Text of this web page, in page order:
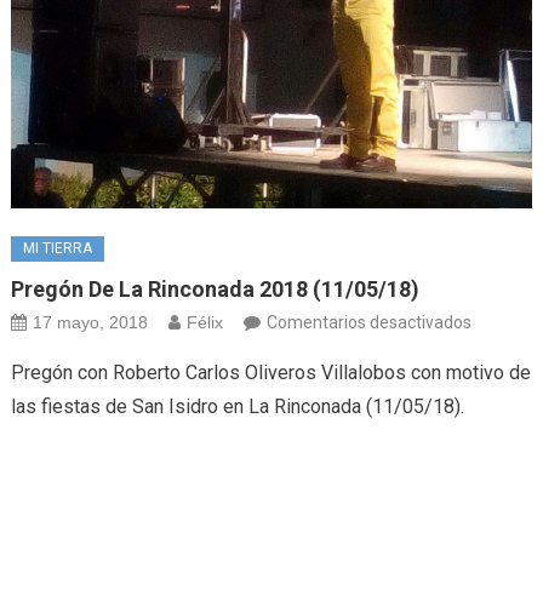
MI TIERRA
Pregón De La Rinconada 2018 (11/05/18)
17 mayo, 2018 Félix Comentarios desactivadosen
de
Pregón con Roberto Carlos Oliveros Villalobos con motivo de
las fiestas de San Isidro en La Rinconada (11/05/18).